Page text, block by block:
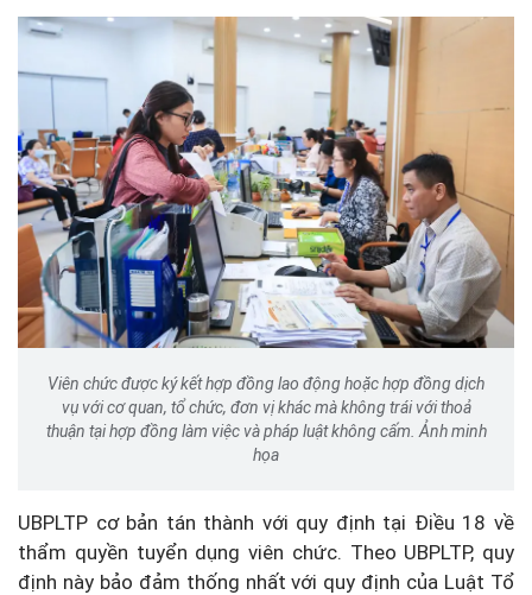
Viên chức được ký kết hợp đồng lao động hoặc hợp đồng dịch
vụ với cơ quan, tổ chức, đơn vị khác mà không trái với thoả
thuận tại hợp đồng làm việc và pháp luật không cấm. Ảnh minh
họa
UBPLTP cơ bản tán thành với quy định tại Điều 18 về
thẩm quyền tuyển dụng viên chức. Theo UBPLTP, quy
định này bảo đảm thống nhất với quy định của Luật Tổ